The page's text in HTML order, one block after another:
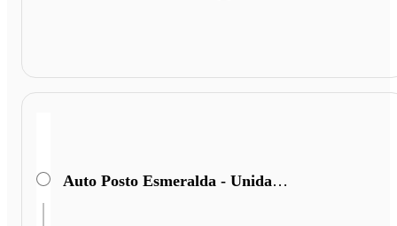
Auto Posto Esmeralda - Unidade II